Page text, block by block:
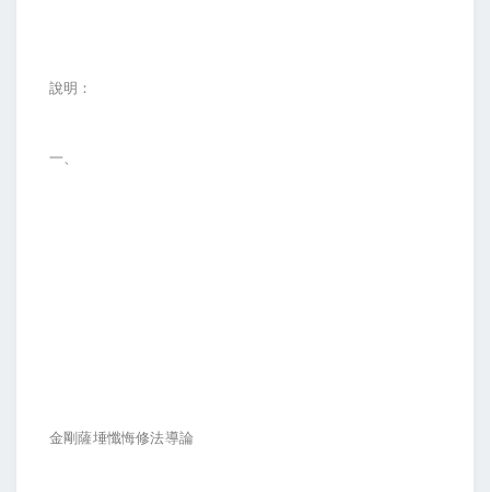
說明：
一、
金剛薩埵懺悔修法導論